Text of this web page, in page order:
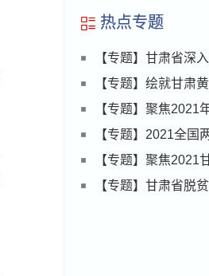
热点专题
【专题】甘肃省深
【专题】绘就甘肃
文章”
【专题】聚焦2021
【专题】2021全国
【专题】聚焦2021
【专题】甘肃省脱